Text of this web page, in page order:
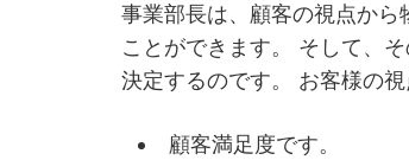
事業部長は、顧客の視点か
ことができます。 そして、
決定するのです。 お客様の
顧客満足度です。